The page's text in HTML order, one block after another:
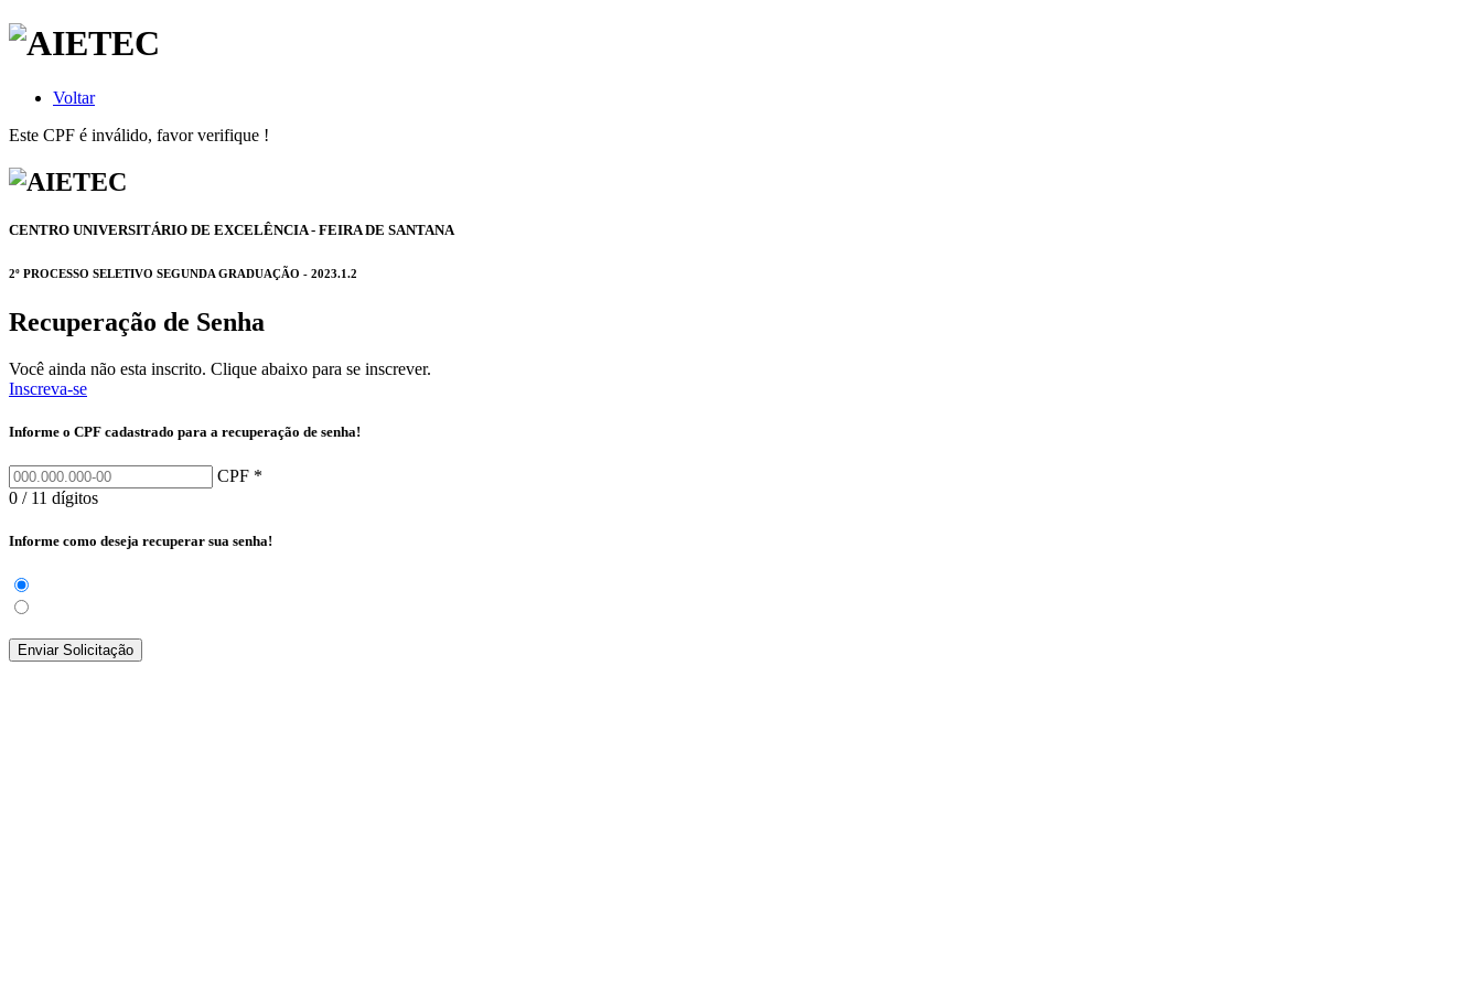
Voltar
Este CPF é inválido, favor verifique !
CENTRO UNIVERSITÁRIO DE EXCELÊNCIA - FEIRA DE SANTANA
2º PROCESSO SELETIVO SEGUNDA GRADUAÇÃO - 2023.1.2
Recuperação de Senha
Você ainda não esta inscrito. Clique abaixo para se inscrever.
Inscreva-se
Informe o CPF cadastrado para a recuperação de senha!
CPF *
0 / 11 dígitos
Informe como deseja recuperar sua senha!
Enviar Solicitação